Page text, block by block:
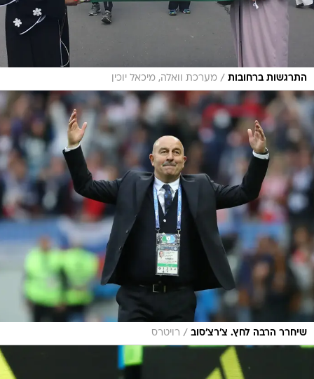
התרגשות ברחובות / מערכת וואלה, מיכאל יוכין
שיחרר הרבה לחץ. צ'רצ'סוב / רויטרס